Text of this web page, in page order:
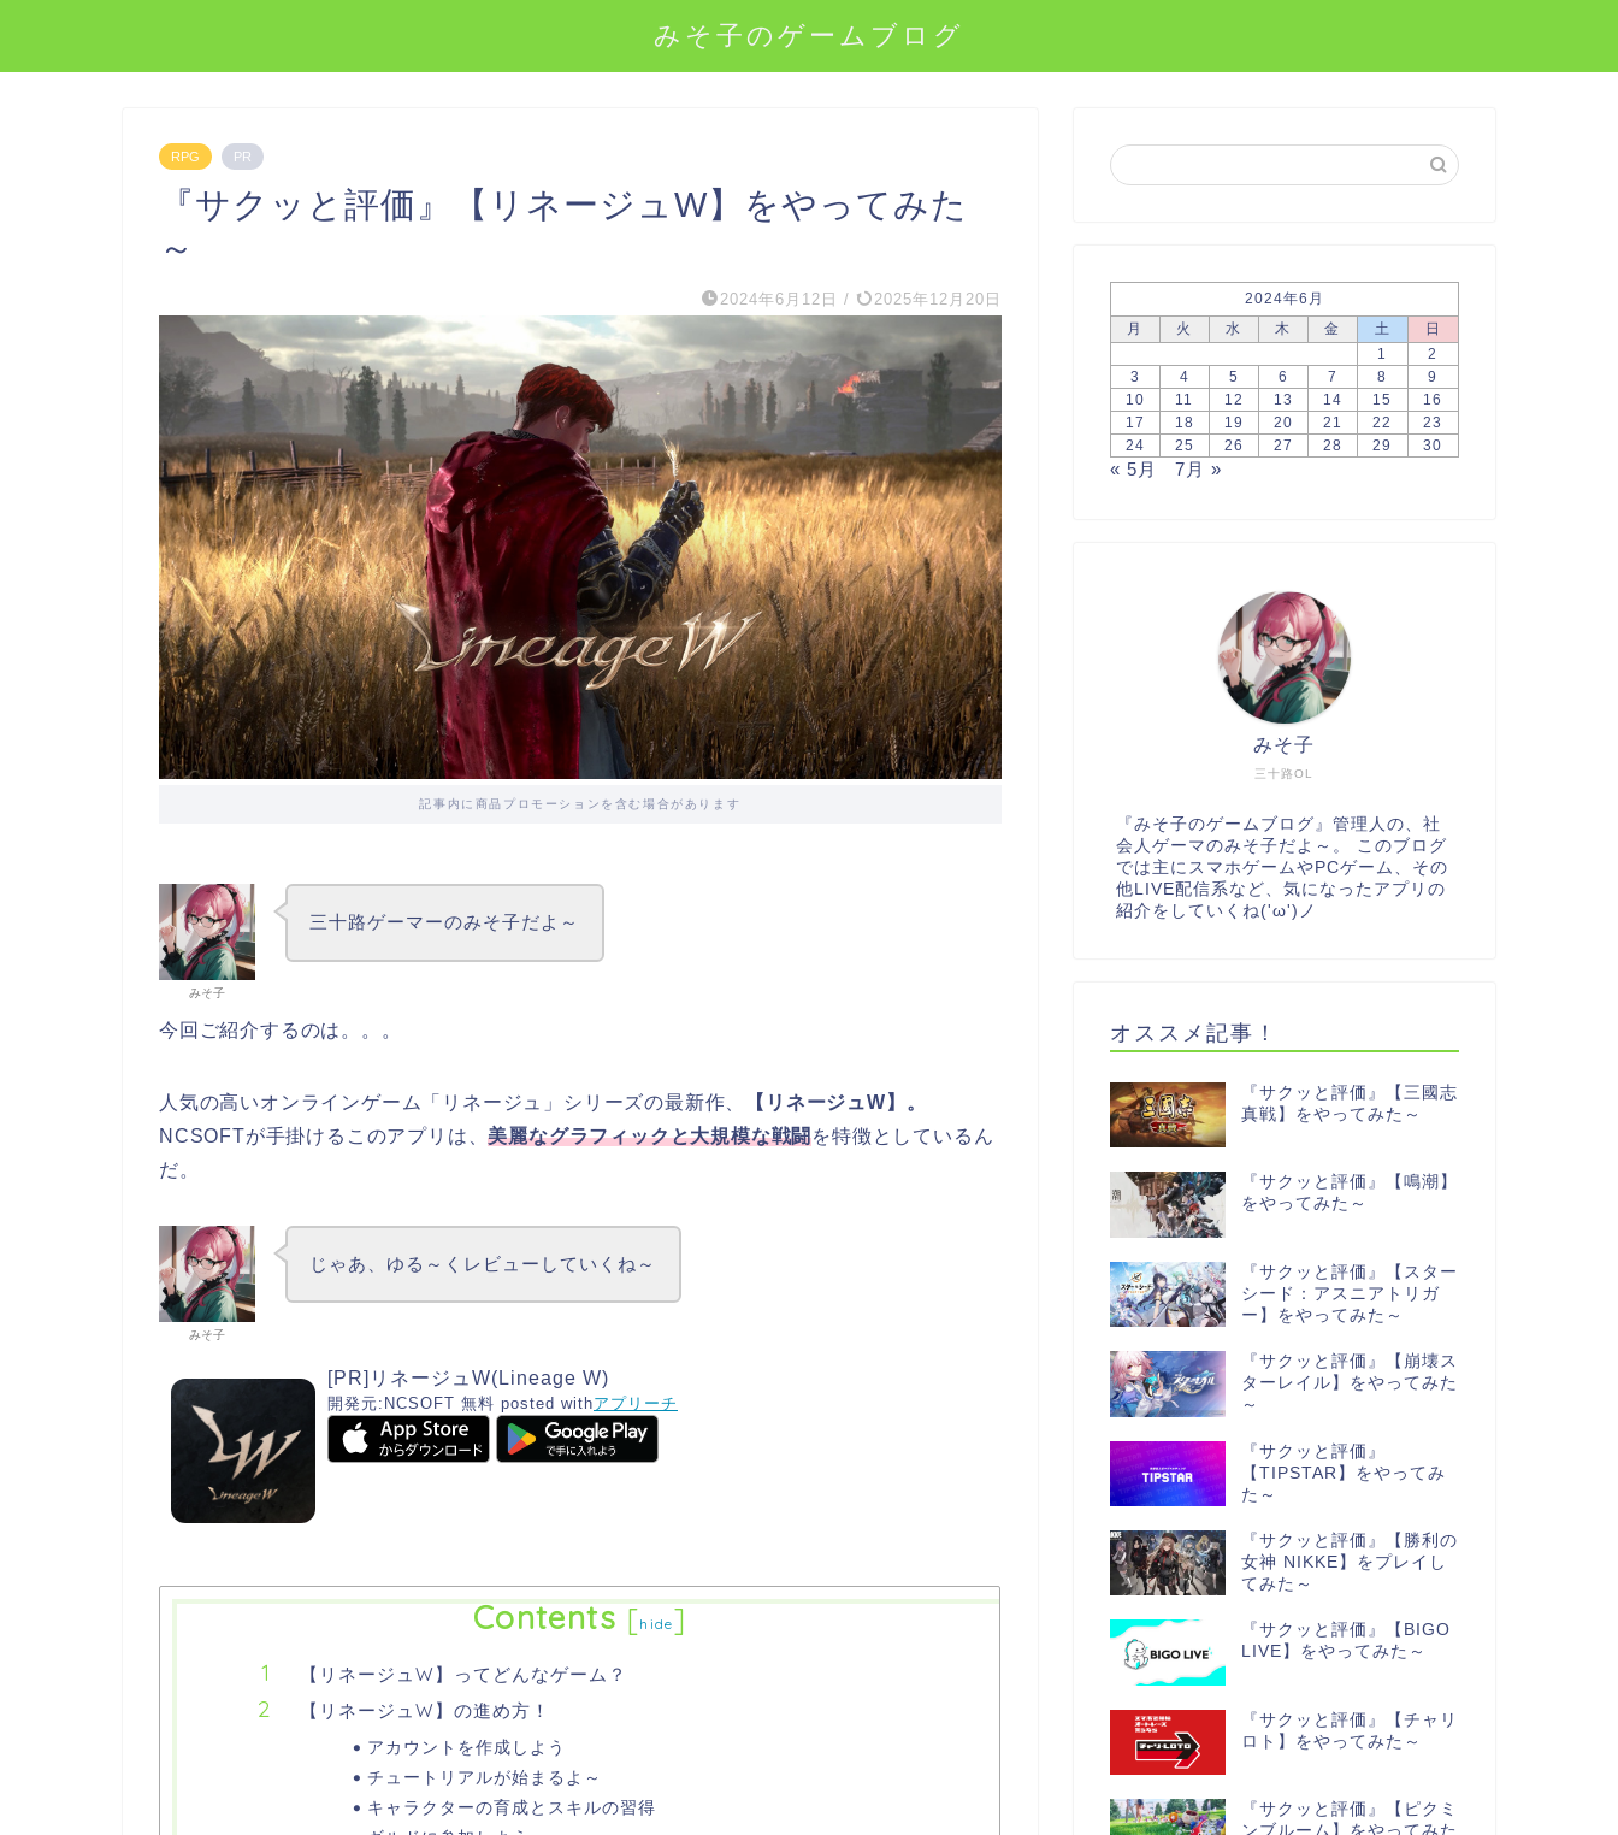
みそ子のゲームブログ
RPG PR
『サクッと評価』【リネージュW】をやってみた
～
2024年6月12日 / 2025年12月20日
記事内に商品プロモーションを含む場合があります
みそ子
三十路ゲーマーのみそ子だよ～
今回ご紹介するのは。。。
人気の高いオンラインゲーム「リネージュ」シリーズの最新作、
【リネージュW】。
NCSOFTが手掛けるこのアプリは、美麗なグラフィックと大規模な戦闘を特徴としているん
だ。
みそ子
じゃあ、ゆる～くレビューしていくね～
[PR]リネージュW(Lineage W)
開発元: NCSOFT 無料 posted withアプリーチ
Contents [hide]
【リネージュW】ってどんなゲーム？
【リネージュW】の進め方！
アカウントを作成しよう
チュートリアルが始まるよ～
キャラクターの育成とスキルの習得
2024年6月
月
火 水 木 金 土
日
1
2
3
4 5 6 7 8
9
10
11 12 13 14 15
16
17
18 19 20 21 22
23
24
25 26 27 28 29 30
« 5月 7月 »
三十路OL
みそ子
『みそ子のゲームブログ』管理人の、社
会人ゲーマのみそ子だよ～。 このブログ
では主にスマホゲームやPCゲーム、その
他LIVE配信系など、気になったアプリの
紹介をしていくね('ω')ノ
オススメ記事！
『サクッと評価』【三國志
真戦】をやってみた～
『サクッと評価』【鳴潮】
をやってみた～
『サクッと評価』【スター
シード：アスニアトリガ
ー】をやってみた～
『サクッと評価』【崩壊ス
ターレイル】をやってみた
～
『サクッと評価』
【TIPSTAR】をやってみ
た～
『サクッと評価』【勝利の
女神 NIKKE】をプレイし
てみた～
『サクッと評価』【BIGO
LIVE】をやってみた～
『サクッと評価』【チャリ
ロト】をやってみた～
『サクッと評価』【ピクミ
ンブルーム】をやってみた